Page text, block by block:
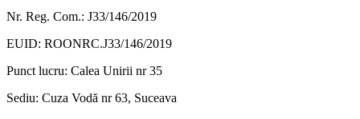
Nr. Reg. Com.: J33/146/2019
EUID: ROONRC.J33/146/2019
Punct lucru: Calea Unirii nr 35
Sediu: Cuza Vodă nr 63, Suceava